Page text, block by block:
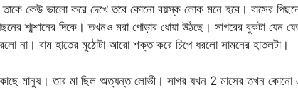
কেউ ভালো করে দেখে তবে কোনো বয়স্ক লোক মনে হবে। বাসের
শ্মশানের দিকে। তখনও মরা পোড়ার ধোয়া উঠছে। সাগরের বুকটা যেন
না। বাম হাতের মুঠোটা আরো শক্ত করে চিপে ধরলো সামনের হাতলটা।
কাছে মানুষ। তার মা ছিল অত্যন্ত লোভী। সাগর যখন 2 মাসের তখন